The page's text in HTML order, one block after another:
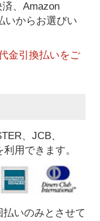
済、Amazon
いからお選びい
金引換払いをご
、JCB、
用できます。
いのみとさせて